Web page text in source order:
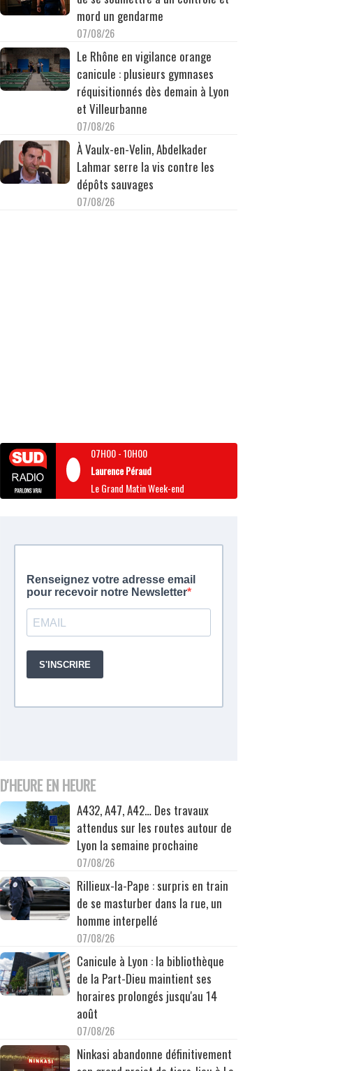
mord un gendarme
07/08/26
Le Rhône en vigilance orange
canicule : plusieurs gymnases
réquisitionnés dès demain à Lyon
et Villeurbanne
07/08/26
À Vaulx-en-Velin, Abdelkader
Lahmar serre la vis contre les
dépôts sauvages
07/08/26
07H00-10H00
Laurence Péraud
Le Grand Matin Week-end
D'HEURE EN HEURE
A432, A47, A42… Des travaux
attendus sur les routes autour de
Lyon la semaine prochaine
07/08/26
Rillieux-la-Pape : surpris en train
de se masturber dans la rue, un
homme interpellé
07/08/26
Canicule à Lyon : la bibliothèque
de la Part-Dieu maintient ses
horaires prolongés jusqu'au 14
août
07/08/26
Ninkasi abandonne définitivement